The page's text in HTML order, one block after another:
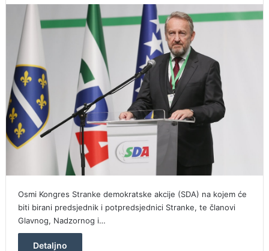
Osmi Kongres Stranke demokratske akcije (SDA) na kojem će
biti birani predsjednik i potpredsjednici Stranke, te članovi
Glavnog, Nadzornog i…
Detaljno